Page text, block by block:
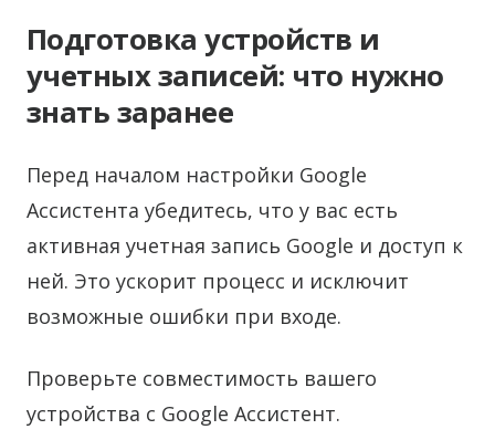
Подготовка устройств и
учетных записей: что нужно
знать заранее
Перед началом настройки Google
Ассистента убедитесь, что у вас есть
активная учетная запись Google и доступ к
ней. Это ускорит процесс и исключит
возможные ошибки при входе.
Проверьте совместимость вашего
устройства с Google Ассистент.